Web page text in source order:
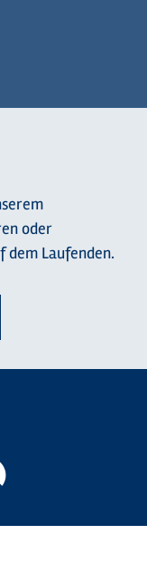
oder
dem Laufenden.